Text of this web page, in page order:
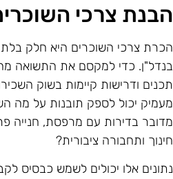
צרכי
צרכי השוכרים היא חלק
כדי למקסם את התשואה
ודרישות קיימות בשוק
יכול לספק תובנות על מה
בדירות עם מרפסת, חנייה
ותחבורה ציבורית?
אלו יכולים לשמש כבסיס